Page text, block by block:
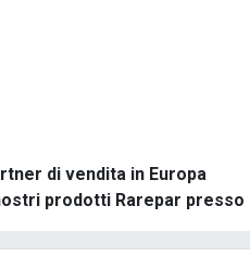
di vendita in Europa
prodotti Rarepar